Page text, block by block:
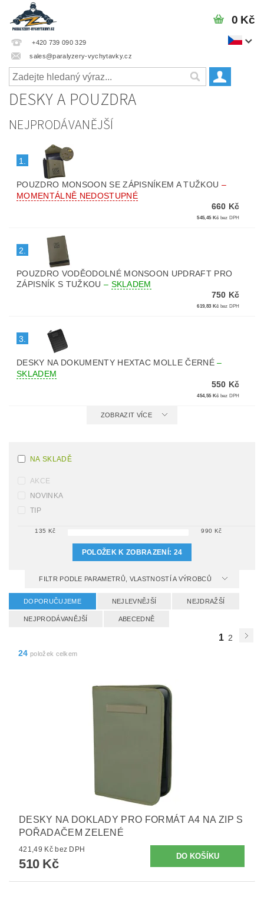
+420 739 090 329
sales@paralyzery-vychytavky.cz
0 Kč
DESKY A POUZDRA
NEJPRODÁVANĚJŠÍ
1.
POUZDRO MONSOON SE ZÁPISNÍKEM A TUŽKOU –
MOMENTÁLNĚ NEDOSTUPNÉ
660 Kč
545,45 Kč bez DPH
2.
POUZDRO VODĚODOLNÉ MONSOON UPDRAFT PRO
ZÁPISNÍK S TUŽKOU – SKLADEM
750 Kč
619,83 Kč bez DPH
3.
DESKY NA DOKUMENTY HEXTAC MOLLE ČERNÉ–
SKLADEM
550 Kč
454,55 Kč bez DPH
ZOBRAZIT VÍCE
NA SKLADĚ
AKCE
NOVINKA
TIP
135 Kč 990 Kč
POLOŽEK K ZOBRAZENÍ: 24
FILTR PODLE PARAMETRŮ, VLASTNOSTÍ A VÝROBCŮ
DOPORUČUJEME NEJLEVNĚJŠÍ NEJDRAŽŠÍ
NEJPRODÁVANĚJŠÍ ABECEDNĚ
1 2
24 položek celkem
DESKY NA DOKLADY PRO FORMÁT A4 NA ZIP S
POŘADAČEM ZELENÉ
421,49 Kč bez DPH
510 Kč